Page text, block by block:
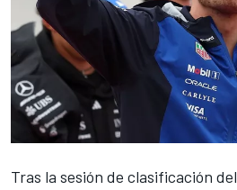
Tras la sesión de clasificación del